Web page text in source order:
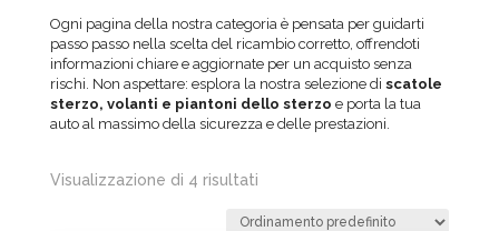
Ogni pagina della nostra categoria è pensata per guidarti
passo passo nella scelta del ricambio corretto, offrendoti
informazioni chiare e aggiornate per un acquisto senza
rischi. Non aspettare: esplora la nostra selezione di scatole
sterzo, volanti e piantoni dello sterzo e porta la tua
auto al massimo della sicurezza e delle prestazioni.
Visualizzazione di 4 risultati